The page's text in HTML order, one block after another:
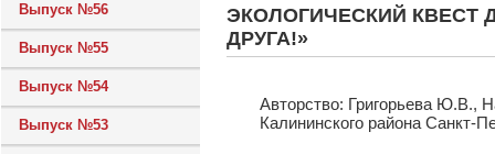
Выпуск №56
Выпуск №55
Выпуск №54
Выпуск №53
ЭКОЛОГИЧЕСКИЙ
ДРУГА!»
Авторcтво: Григорьева
Калининского района Санкт-